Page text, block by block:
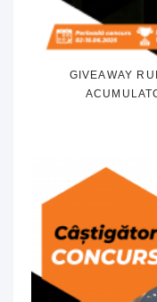
GIVEAWAY